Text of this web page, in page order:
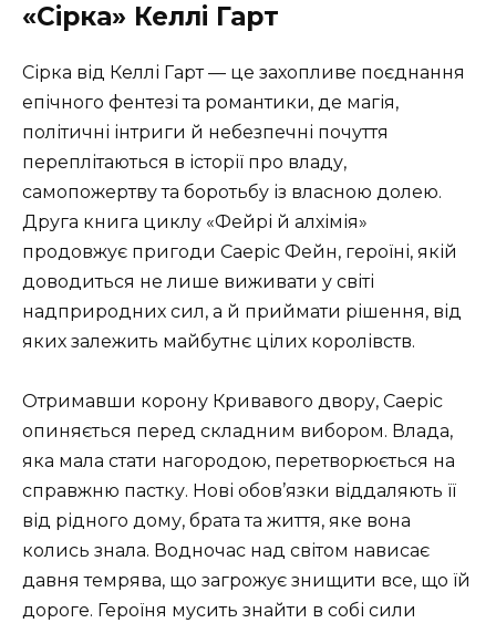
«Сірка» Келлі Гарт
Сірка від Келлі Гарт — це захопливе поєднання
епічного фентезі та романтики, де магія,
політичні інтриги й небезпечні почуття
переплітаються в історії про владу,
самопожертву та боротьбу із власною долею.
Друга книга циклу «Фейрі й алхімія»
продовжує пригоди Саеріс Фейн, героїні, якій
доводиться не лише виживати у світі
надприродних сил, а й приймати рішення, від
яких залежить майбутнє цілих королівств.
Отримавши корону Кривавого двору, Саеріс
опиняється перед складним вибором. Влада,
яка мала стати нагородою, перетворюється на
справжню пастку. Нові обов’язки віддаляють її
від рідного дому, брата та життя, яке вона
колись знала. Водночас над світом нависає
давня темрява, що загрожує знищити все, що їй
дороге. Героїня мусить знайти в собі сили